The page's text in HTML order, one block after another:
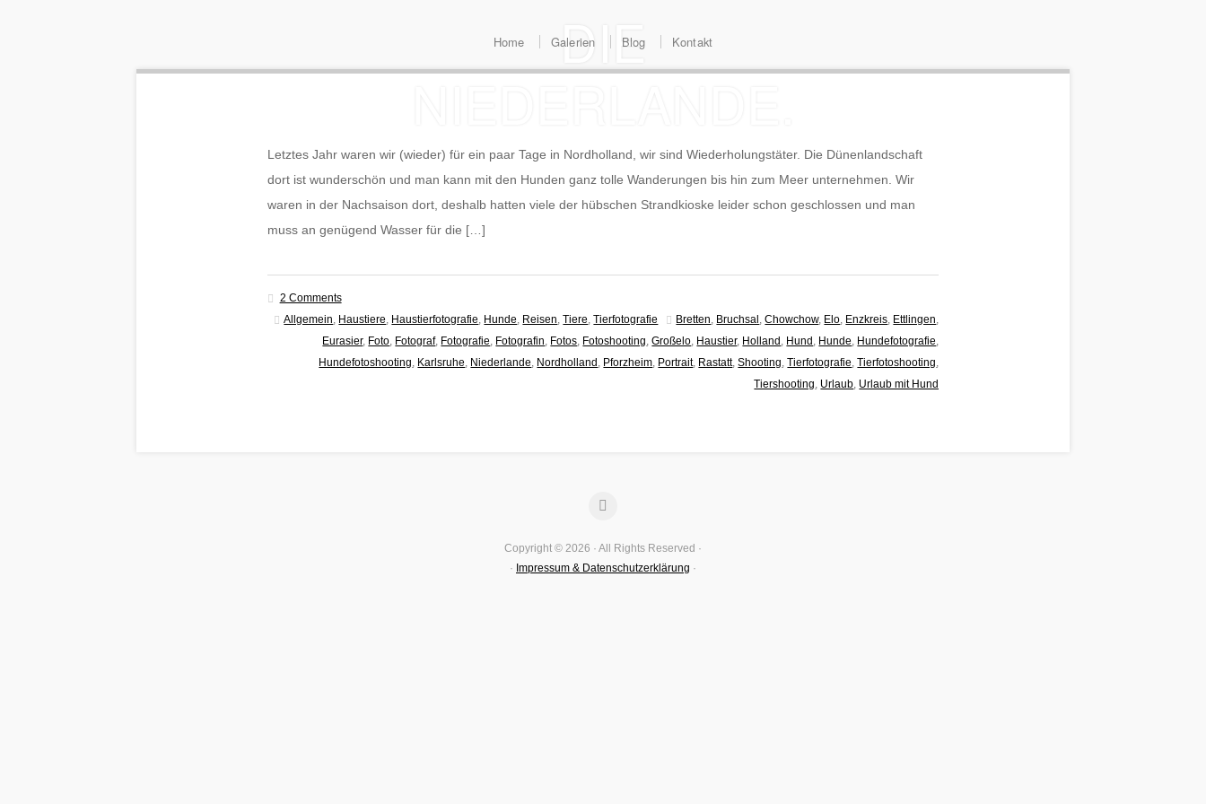
Home Galerien Blog Kontakt
DIE
Letztes Jahr waren wir (wieder) für ein paar Tage in Nordholland, wir sind Wiederholungstäter. Die Dünenlandschaft
dort ist wunderschön und man kann mit den Hunden ganz tolle Wanderungen bis hin zum Meer unternehmen. Wir
waren in der Nachsaison dort, deshalb hatten viele der hübschen Strandkioske leider schon geschlossen und man
muss an genügend Wasser für die […]
2 Comments
Allgemein
Haustiere Haustierfotografie Hunde Reisen ,Tiere ,Tierfotografie Bretten Bruchsal ,Chowchow, Elo Enzkreis Ettlingen
Eurasier, Foto Fotograf, Fotografie Fotografin Fotos Fotoshooting ,Großelo Haustier, Holland Hund Hunde Hundefotografie
Hundefotoshooting
Karlsruhe Niederlande Nordholland Pforzheim Portrait, Rastatt,Shooting ,Tierfotografie ,Tierfotoshooting
Tiershooting
Urlaub Urlaub mit Hund
Copyright © 2026 · All Rights Reserved ·
· Impressum & Datenschutzerklärung ·